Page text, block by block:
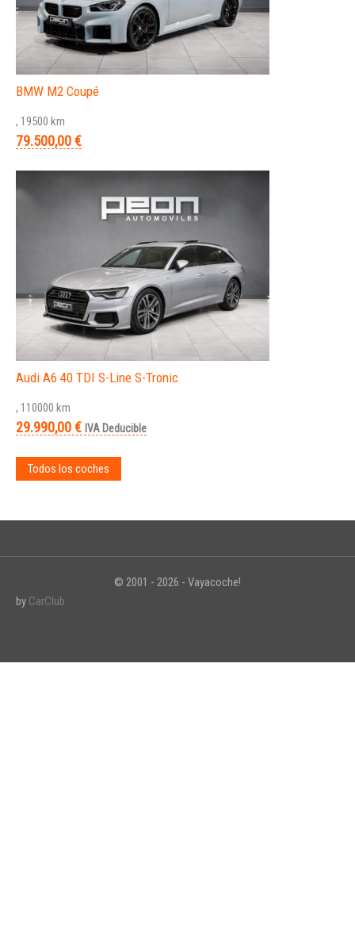
BMW M2 Coupé
, 19500 km
79.500,00 €
Audi A6 40 TDI S-Line S-Tronic
, 110000 km
29.990,00 € IVA Deducible
Todos los coches
© 2001 - 2026 - Vayacoche!
by CarClub